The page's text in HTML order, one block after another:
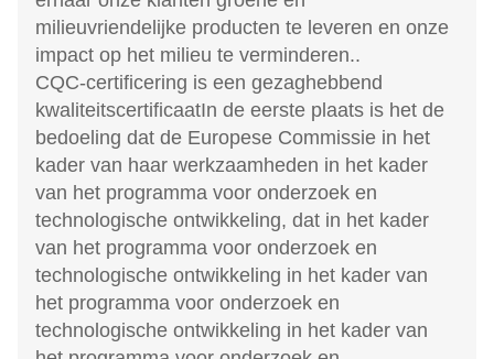
milieuvriendelijke producten te leveren en onze
impact op het milieu te verminderen..
CQC-certificering is een gezaghebbend
kwaliteitscertificaatIn de eerste plaats is het de
bedoeling dat de Europese Commissie in het
kader van haar werkzaamheden in het kader
van het programma voor onderzoek en
technologische ontwikkeling, dat in het kader
van het programma voor onderzoek en
technologische ontwikkeling in het kader van
het programma voor onderzoek en
technologische ontwikkeling in het kader van